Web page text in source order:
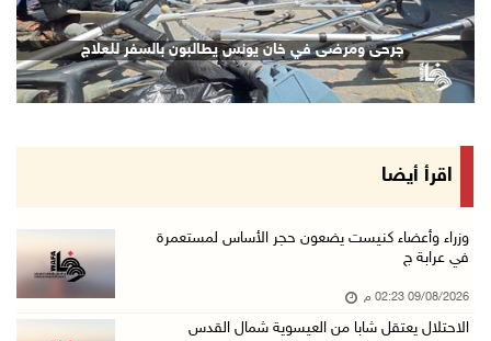
تحذيرات من الفيضانات مع اتجاه الإعصار "دولفين ...
09/آب/2026 01:40 م
الاحتلال يعتقل شابا من العيسوية شمال القدس
مستعمرون يقطعون عشرات الأشجار المثمرة في خربة ...
إجلاء طبي عبر معبر رفح شمل 78 شخصا
09/آب/2026 01:06 م
مستعمرون يقتحمون المسجد الأقصى
جرحى ومرضى في خان يونس يطالبون بالسفر للعلاج
اقرأ أيضا
وزراء وأعضاء كنيست يضعون حجر الأساس لمستعمرة
في عرابة ج
09/08/2026 02:23 م
الاحتلال يعتقل شابا من العيسوية شمال القدس